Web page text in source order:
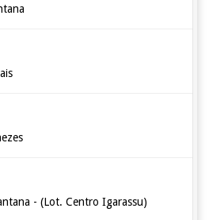
- (Lot. Centro Igarassu)